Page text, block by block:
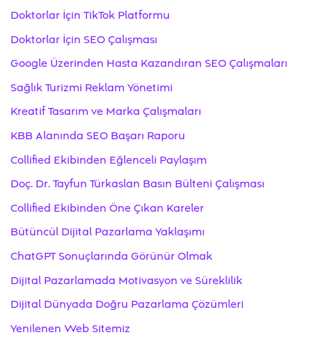
Doktorlar İçin TikTok Platformu
Doktorlar İçin SEO Çalışması
Google Üzerinden Hasta Kazandıran SEO Çalışmaları
Sağlık Turizmi Reklam Yönetimi
Kreatif Tasarım ve Marka Çalışmaları
KBB Alanında SEO Başarı Raporu
Collified Ekibinden Eğlenceli Paylaşım
Doç. Dr. Tayfun Türkaslan Basın Bülteni Çalışması
Collified Ekibinden Öne Çıkan Kareler
Bütüncül Dijital Pazarlama Yaklaşımı
ChatGPT Sonuçlarında Görünür Olmak
Dijital Pazarlamada Motivasyon ve Süreklilik
Dijital Dünyada Doğru Pazarlama Çözümleri
Yenilenen Web Sitemiz